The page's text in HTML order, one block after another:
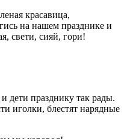
красавица,
на нашем празднике и
свети, сияй, гори!
дети празднику так рады.
иголки, блестят нарядные